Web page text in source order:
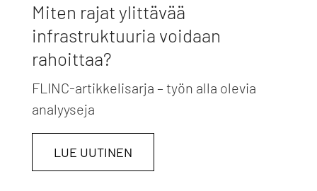
Miten rajat ylittävää
infrastruktuuria voidaan
rahoittaa?
FLINC-artikkelisarja – työn alla olevia
analyyseja
LUE UUTINEN